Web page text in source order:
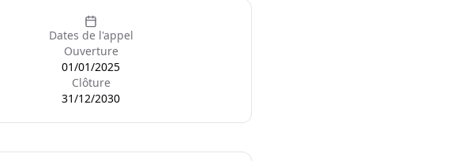
Dates de l'appel
Ouverture
01/01/2025
Clôture
31/12/2030